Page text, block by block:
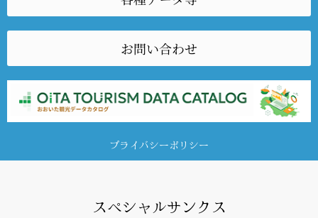
お問い合わせ
プライバシーポリシー
スペシャルサンクス